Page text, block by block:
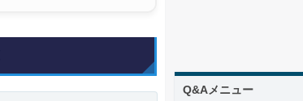
Q&Aメニュー